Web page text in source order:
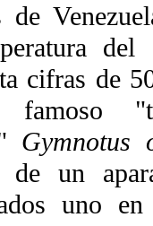
del
cifras de
famoso
Gymnotus
de un
uno